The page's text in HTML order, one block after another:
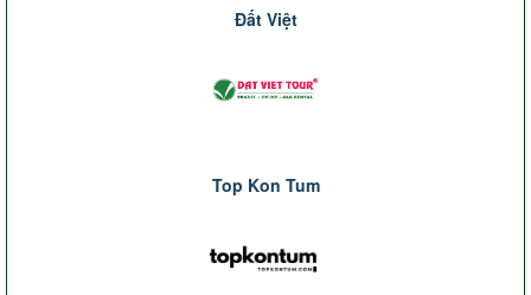
Đất Việt
Top Kon Tum